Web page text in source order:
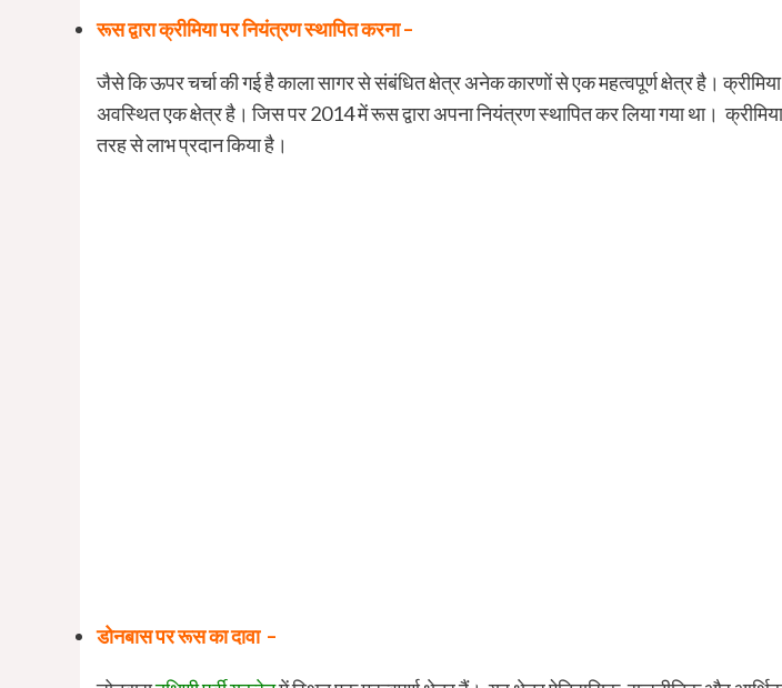
रूस द्वारा क्रीमिया पर नियंत्रण स्थापित करना –
जैसे कि ऊपर चर्चा की गई है काला सागर से संबंधित क्षेत्र अनेक कारणों से एक महत्वपूर्ण क्षेत्र है।
अवस्थित एक क्षेत्र है। जिस पर 2014 में रूस द्वारा अपना नियंत्रण स्थापित कर लिया गया था।
तरह से लाभ प्रदान किया है।
डोनबास पर रूस का दावा –